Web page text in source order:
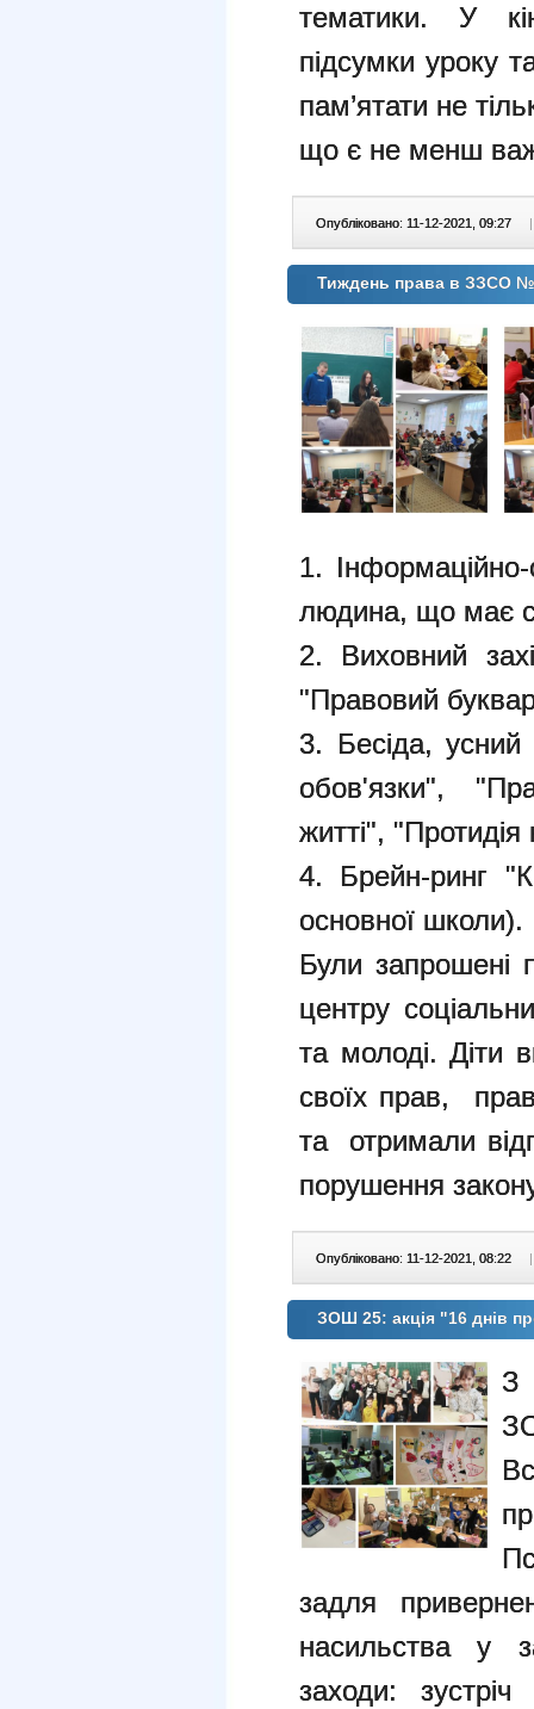
тематики. У
підсумки уроку
пам’ятати не
що є не менш
Опубліковано: 11-12-2021, 09:27 |
Тиждень права в ЗЗСО
1.
людина, що має
2. Виховний
"Правовий
3. Бесіда,
обов'язки",
житті",
4. Брейн-ринг
основної школи).
Були запрошені
центру
та молоді. Діти
своїх прав,
та отримали
порушення
Опубліковано: 11-12-2021, 08:22 |
ЗОШ 25: акція "16 днів
З
задля
насильства у
заходи: